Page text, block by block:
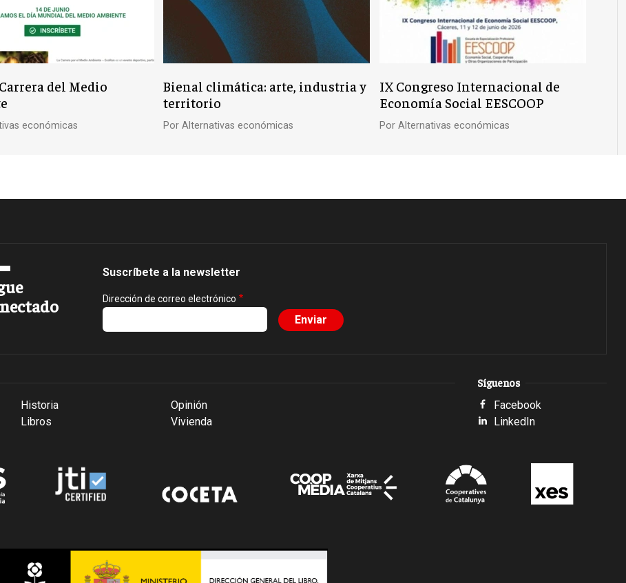
del Medio
económicas
Bienal climática: arte, industria y
territorio
Por Alternativas económicas
IX Congreso Internacional de
Economía Social EESCOOP
Por Alternativas económicas
Suscríbete a la newsletter
Dirección de correo electrónico
Historia
Libros
Opinión
Vivienda
Síguenos
Facebook
LinkedIn